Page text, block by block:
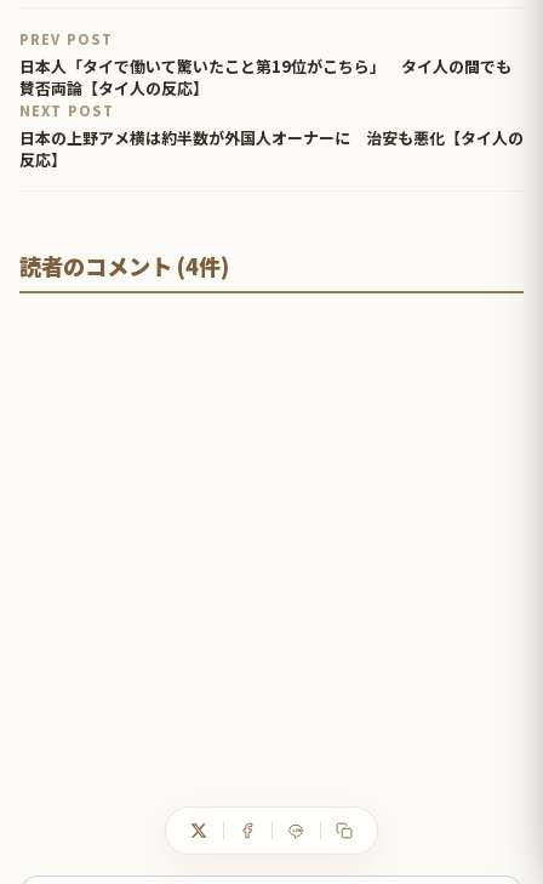
PREV POST
日本人「タイで働いて驚いたこと第19位がこちら」 タイ人の間でも
賛否両論【タイ人の反応】
NEXT POST
日本の上野アメ横は約半数が外国人オーナーに 治安も悪化【タイ人の
反応】
読者のコメント (4件)